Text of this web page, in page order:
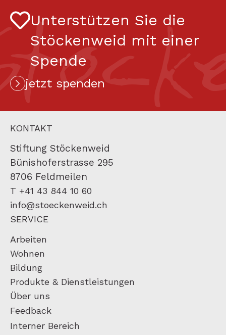
Unterstützen Sie die
Stöckenweid mit einer
Spende
jetzt spenden
KONTAKT
Stiftung Stöckenweid
Bünishoferstrasse 295
8706 Feldmeilen
T +41 43 844 10 60
info@stoeckenweid.ch
SERVICE
Arbeiten
Wohnen
Bildung
Produkte & Dienstleistungen
Über uns
Feedback
Interner Bereich